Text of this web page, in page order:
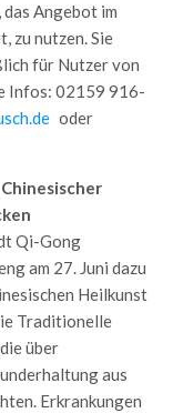
Angebot im
zu nutzen. Sie
für Nutzer von
Infos: 02159 916-
oder
Qi-Gong
am 27. Juni dazu
Heilkunst
Traditionelle
über
aus
Erkrankungen